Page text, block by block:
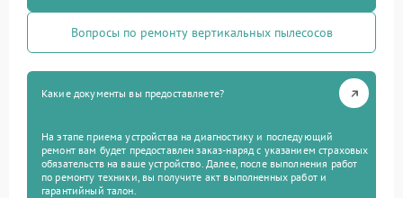
Вопросы по ремонту вертикальных пылесосов
Какие документы вы предоставляете?
На этапе приема устройства на диагностику и последующий
ремонт вам будет предоставлен заказ-наряд с указанием страховых
обязательств на ваше устройство. Далее, после выполнения работ
по ремонту техники, вы получите акт выполненных работ и
гарантийный талон.